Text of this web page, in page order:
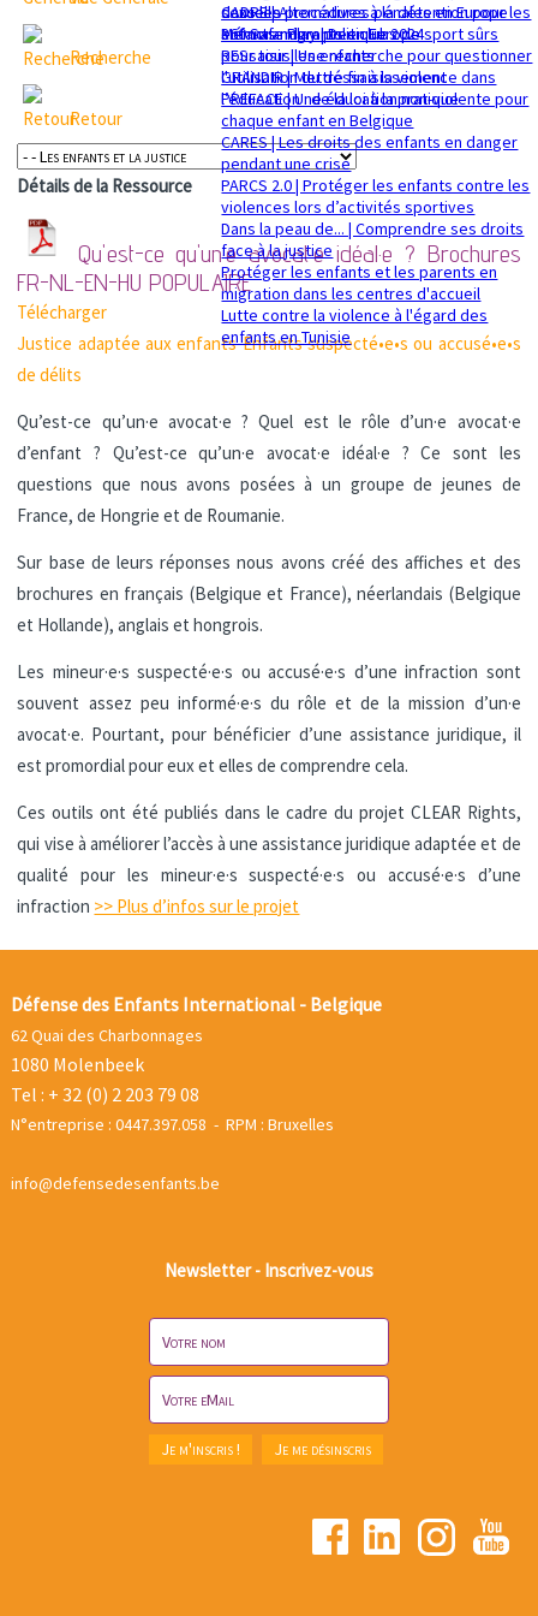
sexuelle
Mémorandum politique 2024
dans les procédures pénales en Europe
360 Safe Play | Des clubs de sport sûrs
pour tous les enfants
GRANDIR | Mettre fin à la violence dans
l’éducation : de la loi à la pratique
CADRE | Alternatives à la détention pour les
enfants migrants en Europe
RESsaisir | Une recherche pour questionner
l'utilisation du déssaisissement
PREFACE | Une éducation non-violente pour
chaque enfant en Belgique
CARES | Les droits des enfants en danger
pendant une crise
PARCS 2.0 | Protéger les enfants contre les
violences lors d’activités sportives
Dans la peau de... | Comprendre ses droits
face à la justice
Protéger les enfants et les parents en
migration dans les centres d'accueil
Lutte contre la violence à l'égard des
enfants en Tunisie
Recherche
Retour
Détails de la Ressource
Qu'est-ce qu'un·e avocat·e idéal·e ? Brochures
FR-NL-EN-HUPOPULAIRE
Télécharger
Justice adaptée aux enfantsEnfants suspecté•e•s ou accusé•e•s
de délits
Qu’est-ce qu’un·e avocat·e ? Quel est le rôle d’un·e avocat·e
d’enfant ? Qu’est-ce qu’un·e avocat·e idéal·e ? Ce sont les
questions que nous avons posées à un groupe de jeunes de
France, de Hongrie et de Roumanie.
Sur base de leurs réponses nous avons créé des affiches et des
brochures en français (Belgique et France), néerlandais (Belgique
et Hollande), anglais et hongrois.
Les mineur·e·s suspecté·e·s ou accusé·e·s d’une infraction sont
souvent assez peu informé·e·s du rôle et de la mission d’un·e
avocat·e. Pourtant, pour bénéficier d’une assistance juridique, il
est promordial pour eux et elles de comprendre cela.
Ces outils ont été publiés dans le cadre du projet CLEAR Rights,
qui vise à améliorer l’accès à une assistance juridique adaptée et de
qualité pour les mineur·e·s suspecté·e·s ou accusé·e·s d’une
infraction >> Plus d’infos sur le projet
Défense des Enfants International - Belgique
62 Quai des Charbonnages
1080 Molenbeek
Tel : + 32 (0) 2 203 79 08
N°entreprise : 0447.397.058 - RPM : Bruxelles
info@defensedesenfants.be
Newsletter - Inscrivez-vous